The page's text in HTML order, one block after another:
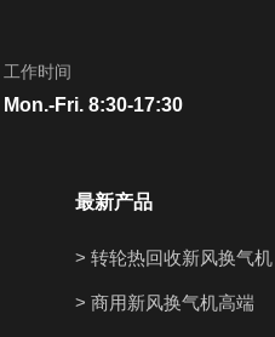
工作时间
Mon.-Fri. 8:30-17:30
最新产品
> 转轮热回收新风换气机
> 商用新风换气机高端